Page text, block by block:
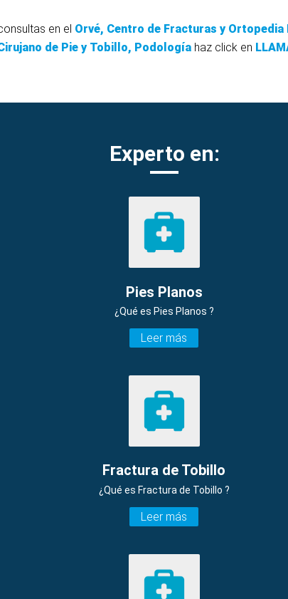
en el Orvé, Centro de Fracturas y
de Pie y Tobillo, Podología haz click en
Experto en:
Pies Planos
¿Qué es Pies Planos ?
Leer más
Fractura de Tobillo
¿Qué es Fractura de Tobillo ?
Leer más